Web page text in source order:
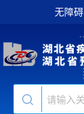
无障碍